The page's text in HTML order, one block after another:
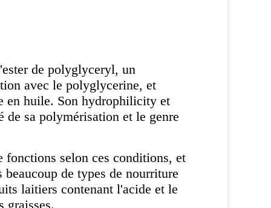
de polyglyceryl, un
avec le polyglycerine, et
en huile. Son hydrophilicity et
sa polymérisation et le genre
fonctions selon ces conditions, et
de types de nourriture
laitiers contenant l'acide et le
graisses.